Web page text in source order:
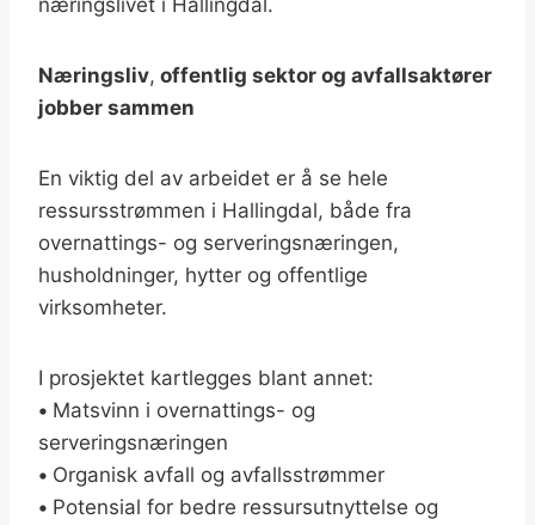
Næringsliv, offentlig sektor og avfallsaktører
jobber sammen
En viktig del av arbeidet er å se hele
ressursstrømmen i Hallingdal, både fra
overnattings- og serveringsnæringen,
husholdninger, hytter og offentlige
virksomheter.
I prosjektet kartlegges blant annet:
• Matsvinn i overnattings- og
serveringsnæringen
• Organisk avfall og avfallsstrømmer
• Potensial for bedre ressursutnyttelse og